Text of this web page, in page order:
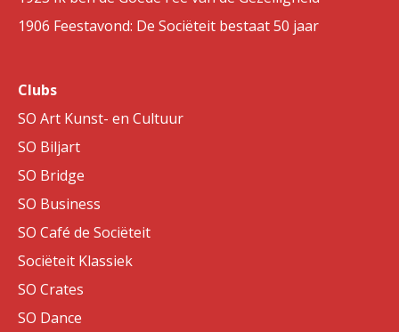
1906 Feestavond: De Sociëteit bestaat 50 jaar
Clubs
SO Art Kunst- en Cultuur
SO Biljart
SO Bridge
SO Business
SO Café de Sociëteit
Sociëteit Klassiek
SO Crates
SO Dance